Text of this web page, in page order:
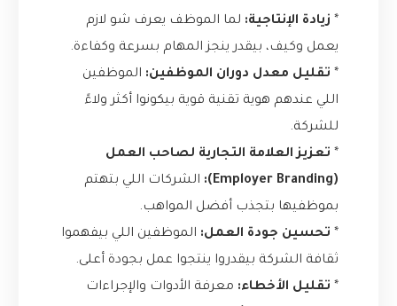
* زيادة الإنتاجية: لما الموظف يعرف شو لازم
يعمل وكيف، بيقدر ينجز المهام بسرعة وكفاءة.
* تقليل معدل دوران الموظفين: الموظفين
اللي عندهم هوية تقنية قوية بيكونوا أكثر ولاءً
للشركة.
* تعزيز العلامة التجارية لصاحب العمل
(Employer Branding):
الشركات اللي بتهتم
بموظفيها بتجذب أفضل المواهب.
* تحسين جودة العمل: الموظفين اللي بيفهموا
ثقافة الشركة بيقدروا ينتجوا عمل بجودة أعلى.
* تقليل الأخطاء: معرفة الأدوات والإجراءات